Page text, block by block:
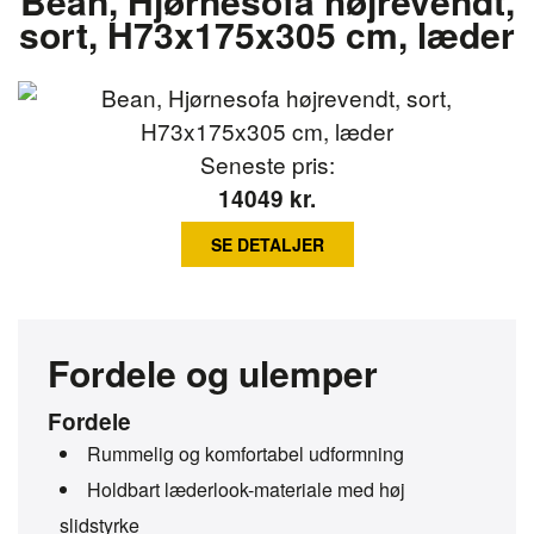
sort, H73x175x305 cm, læder
Fordele og ulemper
Fordele
Rummelig og komfortabel udformning
Holdbart læderlook-materiale med høj
slidstyrke
Seneste pris:
14049 kr.
SE DETALJER